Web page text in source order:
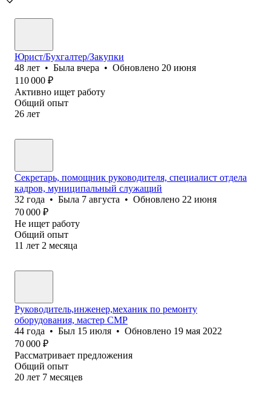
Юрист/Бухгалтер/Закупки
48 лет • Была вчера • Обновлено 20 июня
110 000 ₽
Активно ищет работу
Общий опыт
26 лет
Секретарь, помощник руководителя, специалист отдела
кадров, муниципальный служащий
32 года • Была 7 августа • Обновлено 22 июня
70 000 ₽
Не ищет работу
Общий опыт
11 лет 2 месяца
Руководитель,инженер,механик по ремонту
оборудования, мастер СМР
44 года • Был 15 июля • Обновлено 19 мая 2022
70 000 ₽
Рассматривает предложения
Общий опыт
20 лет 7 месяцев